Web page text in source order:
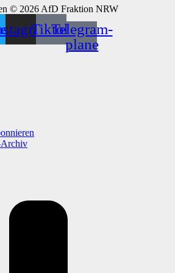
© 2026 AfD Fraktion NRW
TiktokTelegram-
plane